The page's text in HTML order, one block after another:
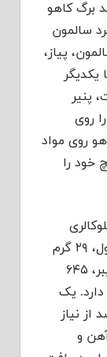
چند برگ کاهو
سالمون
پیاز،
یکدیگر
پنیر
روی
کاهو روی مواد
خود را
ساندویچ‌ها حدود ۲۸۶ کیلوکالری
انرژی، ۹ گرم چربی، ۳۴ میلی‌گرم کلسترول، ۲۹ گرم
کربوهیدرات، ۲۲ گرم پروتئین، ۴ گرم فیبر، ۶۴۵
دارد. یک
می‌توانند ۲۲ درصد از نیاز
درصد به آهن و